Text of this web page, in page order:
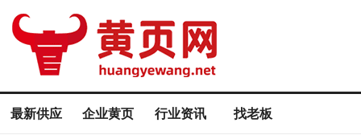
最新供应 企业黄页 行业资讯 找老板